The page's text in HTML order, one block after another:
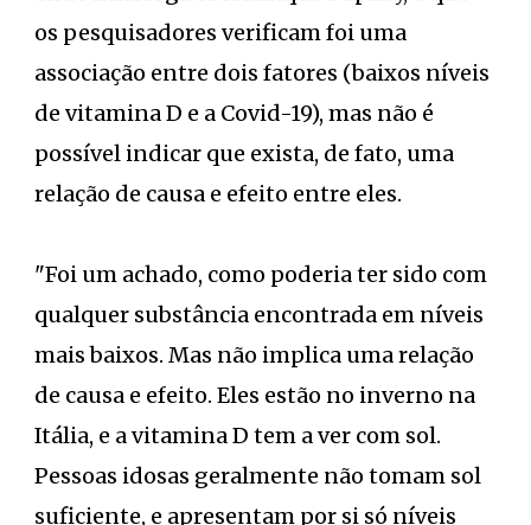
os pesquisadores verificam foi uma
associação entre dois fatores (baixos níveis
de vitamina D e a Covid-19), mas não é
possível indicar que exista, de fato, uma
relação de causa e efeito entre eles.
"Foi um achado, como poderia ter sido com
qualquer substância encontrada em níveis
mais baixos. Mas não implica uma relação
de causa e efeito. Eles estão no inverno na
Itália, e a vitamina D tem a ver com sol.
Pessoas idosas geralmente não tomam sol
suficiente, e apresentam por si só níveis